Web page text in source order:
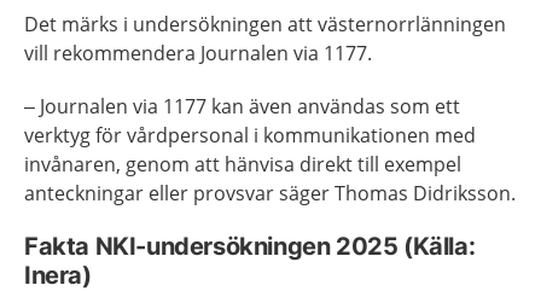
Det märks i undersökningen att västernorrlänningen
vill rekommendera Journalen via 1177.
– Journalen via 1177 kan även användas som ett
verktyg för vårdpersonal i kommunikationen med
invånaren, genom att hänvisa direkt till exempel
anteckningar eller provsvar säger Thomas Didriksson.
Fakta NKI-undersökningen 2025 (Källa:
Inera)